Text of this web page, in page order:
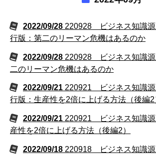
2022/09/28 220928 ビジネス知識源
行版：第二のリーマン危機はあるのか
2022/09/28 220928 ビジネス知識源
二のリーマン危機はあるのか
2022/09/21 220921 ビジネス知識源
行版：生産性を2倍に上げる方法（後編2
2022/09/21 220921 ビジネス知識源
産性を2倍に上げる方法（後編2）
2022/09/18 220918 ビジネス知識源